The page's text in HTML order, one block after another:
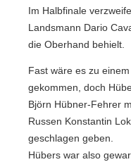
Im Halbfinale
Landsmann Dario
die Oberhand behielt.
Fast wäre es zu
gekommen, doch
Björn Hübner-Fehrer
Russen Konstantin
geschlagen geben.
Hübers war also